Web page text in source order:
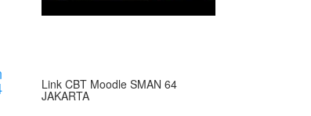
Link CBT Moodle SMAN 64
JAKARTA